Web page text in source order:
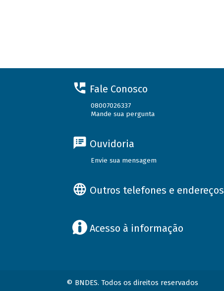
Fale Conosco
08007026337
Mande sua pergunta
Ouvidoria
Envie sua mensagem
Outros telefones e endereços
Acesso à informação
© BNDES. Todos os direitos reservados